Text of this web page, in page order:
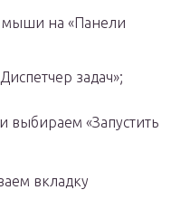
мыши на «Панели
задач»;
выбираем «Запустить
вкладку